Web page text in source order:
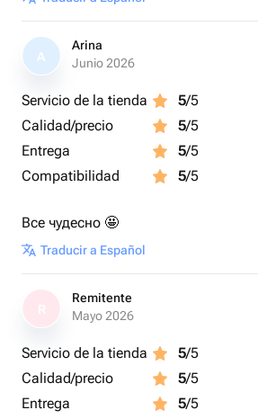
A
Arina
Junio 2026
Servicio de la tienda 5/5
Calidad/precio
5/5
Entrega
5/5
Compatibilidad
5/5
Все чудесно 🤩
Traducir a Español
Remitente
Mayo 2026
Servicio de la tienda 5/5
Calidad/precio
5/5
Entrega
5/5